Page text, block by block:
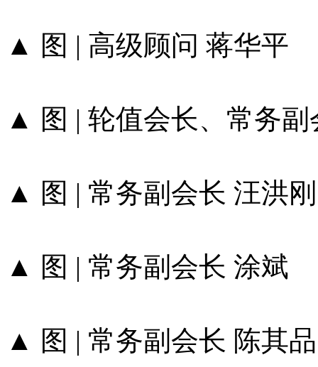
▲ 图 | 高级顾问 蒋华平
▲ 图 | 轮值会长、常务副
▲ 图 | 常务副会长 汪洪刚
▲ 图 | 常务副会长 涂斌
▲ 图 | 常务副会长 陈其品